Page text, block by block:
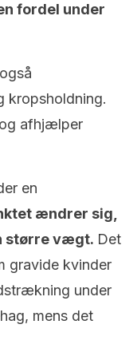
fordel under
kropsholdning.
afhjælper
en
ændrer sig,
større vægt. Det
gravide kvinder
under
mens det